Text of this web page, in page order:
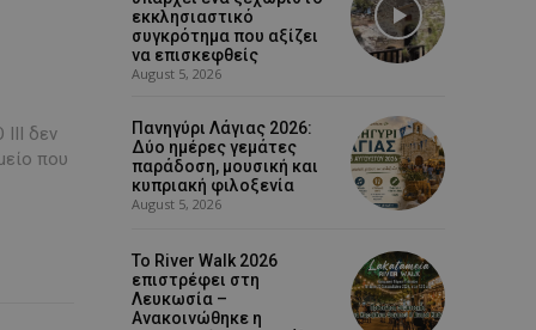
III δεν
που
εκκλησιαστικό
συγκρότημα που αξίζει
να επισκεφθείς
August 5, 2026
Πανηγύρι Λάγιας 2026:
Δύο ημέρες γεμάτες
παράδοση, μουσική και
κυπριακή φιλοξενία
August 5, 2026
Το River Walk 2026
επιστρέφει στη
Λευκωσία –
Ανακοινώθηκε η